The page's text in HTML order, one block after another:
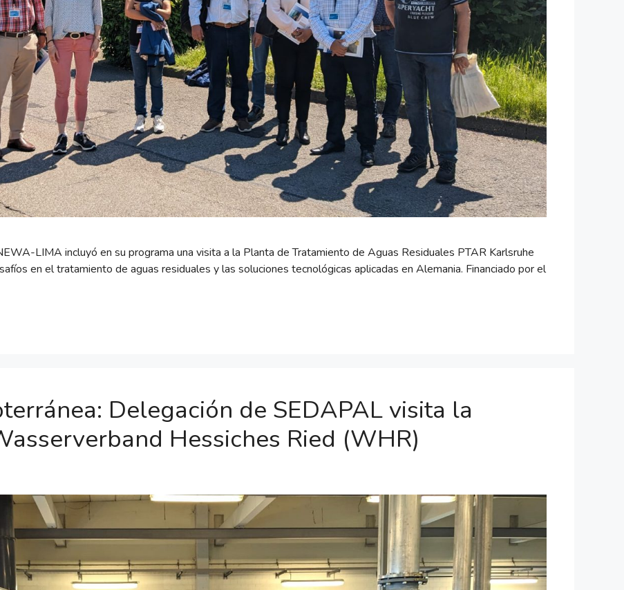
LIMA incluyó en su programa una visita a la Planta de Tratamiento de Aguas Residuales PTAR Karlsruhe
en el tratamiento de aguas residuales y las soluciones tecnológicas aplicadas en Alemania. Financiado por el
Delegación de SEDAPAL visita la
Hessiches Ried (WHR)